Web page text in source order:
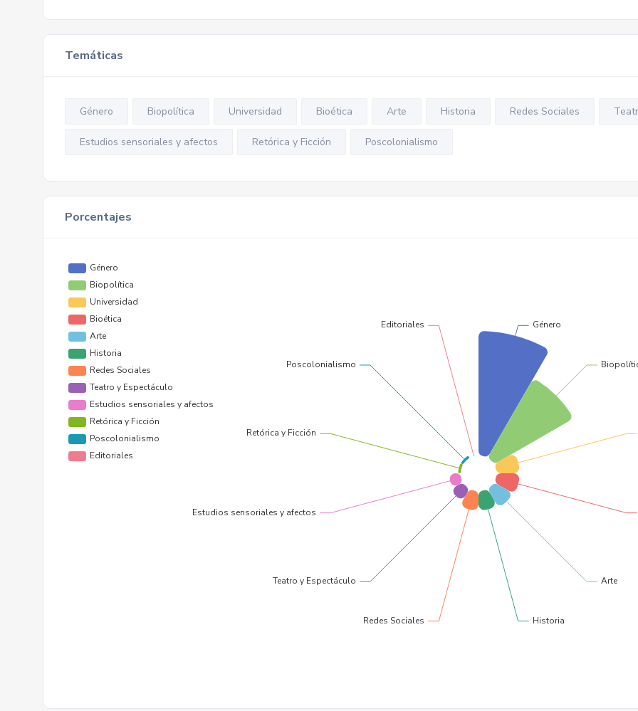
Temáticas
Género Biopolítica Universidad Bioética Arte Historia Redes Sociales
Estudios sensoriales y afectos Retórica y Ficción Poscolonialismo
Porcentajes